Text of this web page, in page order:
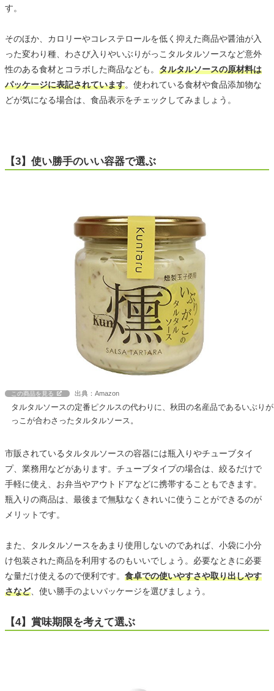
す。
そのほか、カロリーやコレステロールを低く抑えた商品や醤油が入
った変わり種、わさび入りやいぶりがっこタルタルソースなど意外
性のある食材とコラボした商品なども。 タルタルソースの原材料は
パッケージに表記されています。使われている食材や食品添加物な
どが気になる場合は、食品表示をチェックしてみましょう。
【3】使い勝手のいい容器で選ぶ
この商品を見る 出典：Amazon
タルタルソースの定番ピクルスの代わりに、秋田の名産品であるいぶりが
っこが合わさったタルタルソース。
市販されているタルタルソースの容器には瓶入りやチューブタイ
プ、業務用などがあります。チューブタイプの場合は、絞るだけで
手軽に使え、お弁当やアウトドアなどに携帯することもできます。
瓶入りの商品は、最後まで無駄なくきれいに使うことができるのが
メリットです。
また、タルタルソースをあまり使用しないのであれば、小袋に小分
け包装された商品を利用するのもいいでしょう。必要なときに必要
な量だけ使えるので便利です。 食卓での使いやすさや取り出しやす
さなど、使い勝手のよいパッケージを選びましょう。
【4】賞味期限を考えて選ぶ